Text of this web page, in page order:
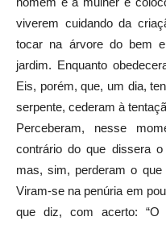
viverem cuidando da
tocar na árvore do bem
jardim. Enquanto
Eis, porém, que, um dia,
serpente, cederam à
Perceberam, nesse
contrário do que dissera
mas, sim, perderam o
Viram-se na penúria em
que diz, com acerto: “O